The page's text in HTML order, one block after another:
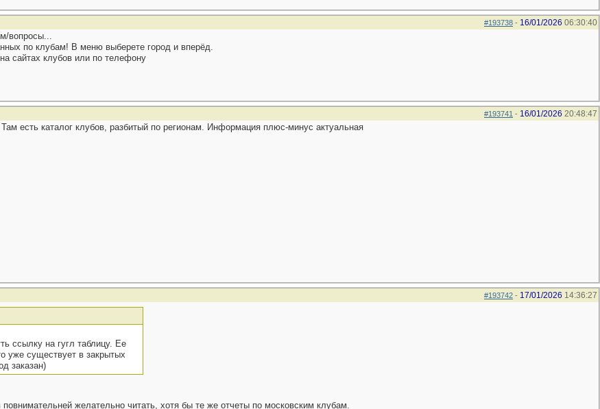
#193738 - 16/01/2026 06:30:40
вопросы...
по клубам! В меню выберете город и вперёд.
сайтах клубов или по телефону
#193741 - 16/01/2026 20:48:47
есть каталог клубов, разбитый по регионам. Информация плюс-минус актуальная
#193742 - 17/01/2026 14:36:27
ссылку на гугл таблицу. Ее
уже существует в закрытых
заказан)
желательно читать, хотя бы те же отчеты по московским клубам.